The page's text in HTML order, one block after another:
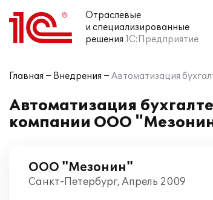
Отраслевые
и специализированные
решения 1С:Предприятие
Главная Внедрения Автоматизация
Автоматизация
компании ООО
ООО "Мезонин"
Санкт-Петербург, Апрель 2009